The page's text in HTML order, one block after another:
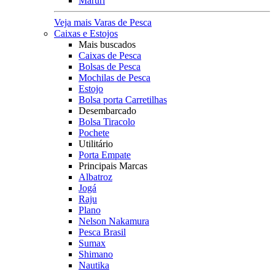
Veja mais Varas de Pesca
Caixas e Estojos
Mais buscados
Caixas de Pesca
Bolsas de Pesca
Mochilas de Pesca
Estojo
Bolsa porta Carretilhas
Desembarcado
Bolsa Tiracolo
Pochete
Utilitário
Porta Empate
Principais Marcas
Albatroz
Jogá
Raju
Plano
Nelson Nakamura
Pesca Brasil
Sumax
Shimano
Nautika